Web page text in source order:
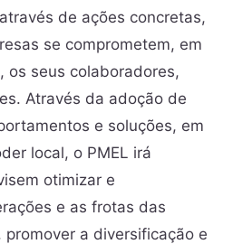
através de ações concretas,
se comprometem, em
os seus colaboradores,
Através da adoção de
e soluções, em
local, o PMEL irá
otimizar e
e as frotas das
a diversificação e